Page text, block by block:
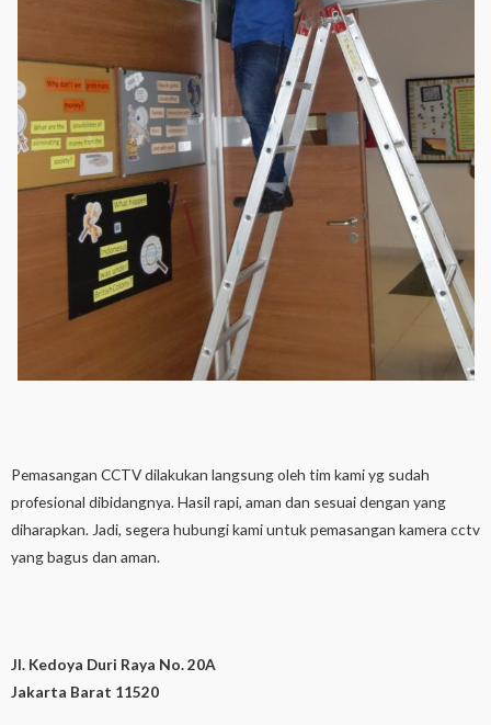
Pemasangan CCTV dilakukan langsung oleh tim kami yg sudah
profesional dibidangnya. Hasil rapi, aman dan sesuai dengan yang
diharapkan. Jadi, segera hubungi kami untuk pemasangan kamera cctv
yang bagus dan aman.
Jl. Kedoya Duri Raya No. 20A
Jakarta Barat 11520